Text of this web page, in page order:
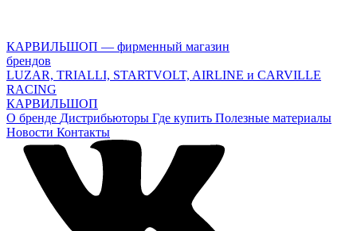
КАРВИЛЬШОП — фирменный магазин
брендов
LUZAR, TRIALLI, STARTVOLT, AIRLINE и CARVILLE
RACING
КАРВИЛЬШОП
О бренде Дистрибьюторы Где купить Полезные материалы
Новости Контакты